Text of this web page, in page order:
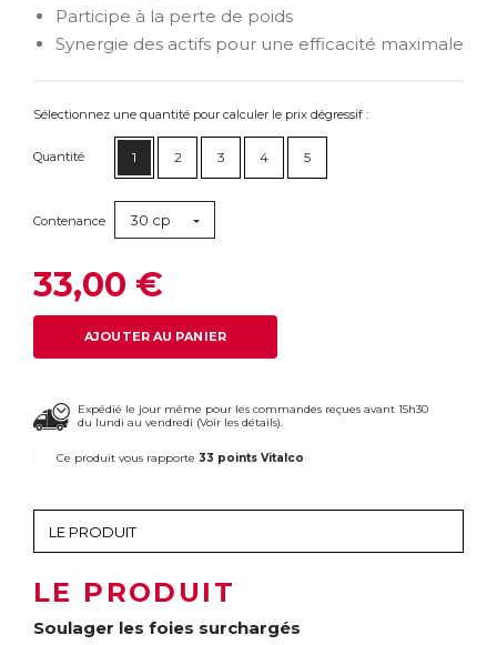
Participe à la perte de poids
Synergie des actifs pour une efficacité maximale
Sélectionnez une quantité pour calculer le prix dégressif :
Quantité 1 2 3 4 5
Contenance 30 cp
33,00 €
AJOUTER AU PANIER
Expédié le jour même pour les commandes reçues avant 15h30
du lundi au vendredi (Voir les détails).
Ce produit vous rapporte 33 points Vitalco
LE PRODUIT
Soulager les foies surchargés